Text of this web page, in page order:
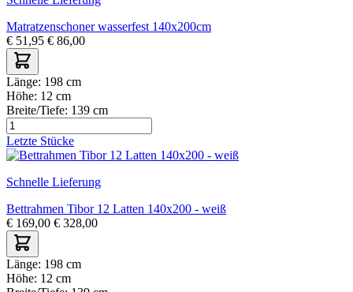
Matratzenschoner wasserfest 140x200cm
€ 51,95 € 86,00
Länge: 198 cm
Höhe: 12 cm
Breite/Tiefe: 139 cm
Letzte Stücke
Schnelle Lieferung
Bettrahmen Tibor 12 Latten 140x200 - weiß
€ 169,00 € 328,00
Länge: 198 cm
Höhe: 12 cm